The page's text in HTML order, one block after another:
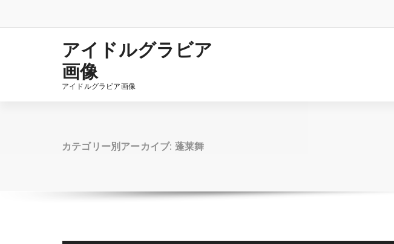
テ
アイドルグラビア
画像
アイドルグラビア画像
カテゴリー別アーカイブ: 蓬莱舞